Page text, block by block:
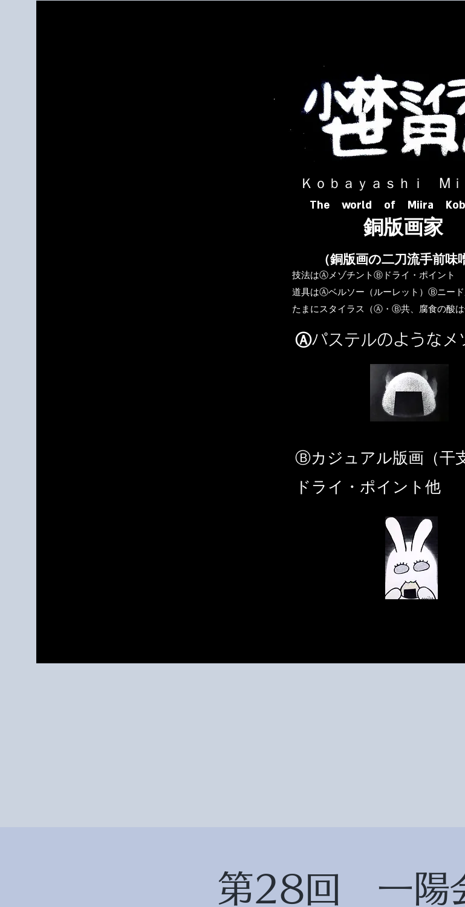
Ｋｏｂａｙａｓｈｉ Ⅿｉ
The world of Miira
​銅版画家
（銅版画の二刀流手前味
​技法はⒶメゾチントⒷドライ・ポイント
道具はⒶベルソー（ルーレット）Ⓑニー
たまにスタイラス（Ⓐ・Ⓑ共、腐食の酸は
Ⓐパステルのようなメ
​Ⓑカジュアル版画（干
ドライ・ポイント他
第28回 一陽